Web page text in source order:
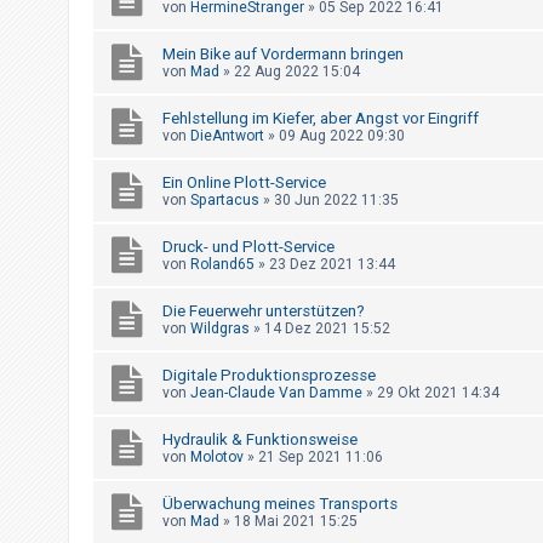
von HermineStranger » 05 Sep 2022 16:41
Mein Bike auf Vordermann bringen
von Mad » 22 Aug 2022 15:04
Fehlstellung im Kiefer, aber Angst vor Eingriff
von DieAntwort » 09 Aug 2022 09:30
Ein Online Plott-Service
von Spartacus » 30 Jun 2022 11:35
Druck- und Plott-Service
von Roland65 » 23 Dez 2021 13:44
Die Feuerwehr unterstützen?
von Wildgras » 14 Dez 2021 15:52
Digitale Produktionsprozesse
von Jean-Claude Van Damme » 29 Okt 2021 14:34
Hydraulik & Funktionsweise
von Molotov » 21 Sep 2021 11:06
Überwachung meines Transports
von Mad » 18 Mai 2021 15:25